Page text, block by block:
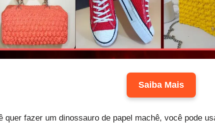
Saiba Mais
quer fazer um dinossauro de papel machê, você pode